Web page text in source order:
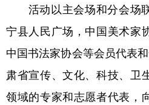
活动以主会场和分会场
宁县人民广场，中国美术家
中国书法家协会等会员代表
肃省宣传、文化、科技、卫
领域的专家和志愿者代表，